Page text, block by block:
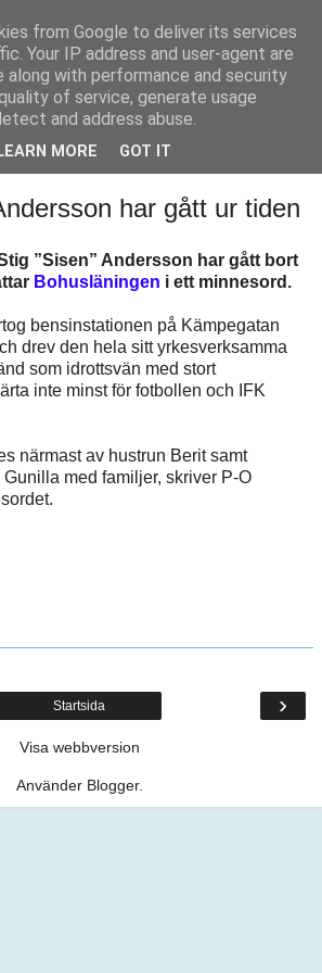
har gått ur tiden
”Sisen” Andersson har gått bort
Bohusläningen i ett minnesord.
bensinstationen på Kämpegatan
drev den hela sitt yrkesverksamma
som idrottsvän med stort
inte minst för fotbollen och IFK
närmast av hustrun Berit samt
med familjer, skriver P-O
›
Startsida
Visa webbversion
Använder Blogger.
from Google to deliver its services
Your IP address and user-agent are
along with performance and security
of service, generate usage
and address abuse.
LEARN MORE GOT IT